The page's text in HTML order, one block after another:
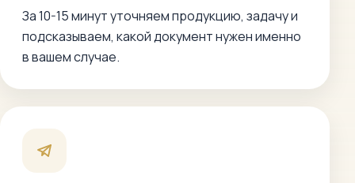
За 10-15 минут уточняем продукцию, задачу и
подсказываем, какой документ нужен именно
в вашем случае.